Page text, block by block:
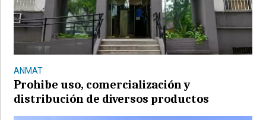
ANMAT
Prohibe uso, comercialización y
distribución de diversos productos